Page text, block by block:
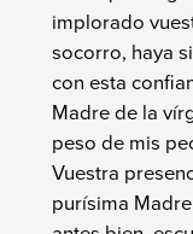
implorado
socorro, haya
con esta
Madre de la
peso de mis
Vuestra
purísima